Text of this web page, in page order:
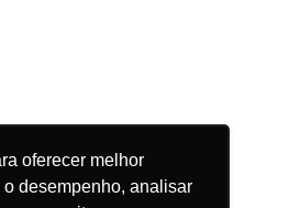
oferecer melhor
desempenho, analisar